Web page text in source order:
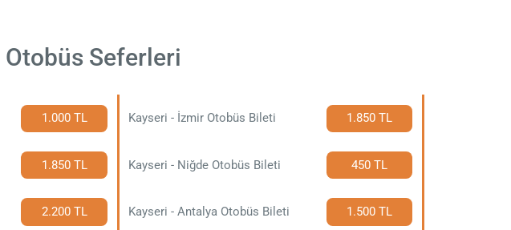
Seferleri
1.000 TL Kayseri - İzmir Otobüs Bileti 1.850 TL
1.850 TL Kayseri - Niğde Otobüs Bileti 450 TL
2.200 TL Kayseri - Antalya Otobüs Bileti 1.500 TL